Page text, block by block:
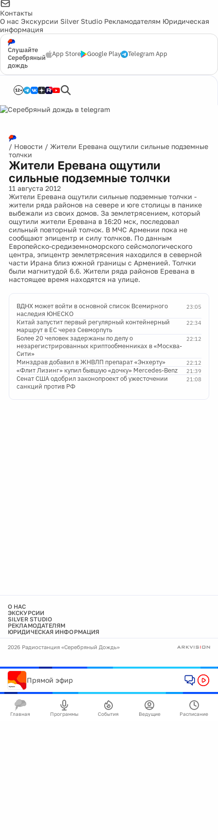
Контакты
О нас Экскурсии Silver Studio Рекламодателям Юридическая
информация
Слушайте
Серебряный
дождь
App Store Google Play Telegram App
12+
/ Новости / Жители Еревана ощутили сильные подземные
толчки
Жители Еревана ощутили
сильные подземные толчки
11 августа 2012
Жители Еревана ощутили сильные подземные толчки -
жители ряда районов на севере и юге столицы в панике
выбежали из своих домов. За землетрясением, который
ощутили жители Еревана в 16:20 мск, последовал
сильный повторный толчок. В МЧС Армении пока не
сообщают эпицентр и силу толчков. По данным
Европейско-средиземноморского сейсмологического
центра, эпицентр землетрясения находился в северной
части Ирана близ южной границы с Арменией. Толчки
были магнитудой 6.6. Жители ряда районов Еревана в
настоящее время находятся на улице.
23:05
ВДНХ может войти в основной список Всемирного
наследия ЮНЕСКО
22:34
Китай запустит первый регулярный контейнерный
маршрут в ЕС через Севморпуть
22:12
Более 20 человек задержаны по делу о
незарегистрированных криптообменниках в «Москва-
Сити»
22:12
Минздрав добавил в ЖНВЛП препарат «Энхерту»
21:39
«Флит Лизинг» купил бывшую «дочку» Mercedes-Benz
21:08
Сенат США одобрил законопроект об ужесточении
санкций против РФ
О НАС
ЭКСКУРСИИ
SILVER STUDIO
РЕКЛАМОДАТЕЛЯМ
ЮРИДИЧЕСКАЯ ИНФОРМАЦИЯ
2026 Радиостанция «Серебряный Дождь»
Прямой эфир
Главная Программы События Ведущие Расписание